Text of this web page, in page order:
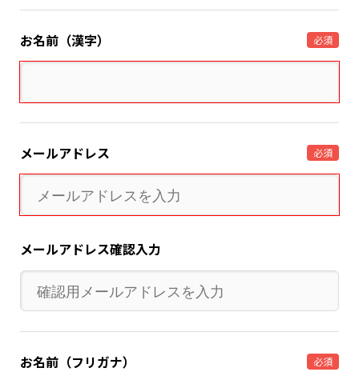
お名前（漢字） 必須
メールアドレス 必須
メールアドレス確認入力
お名前（フリガナ） 必須